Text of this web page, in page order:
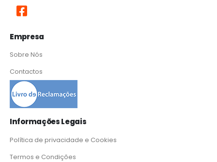
Empresa
Sobre Nós
Contactos
Informações Legais
Política de privacidade e Cookies
Termos e Condições